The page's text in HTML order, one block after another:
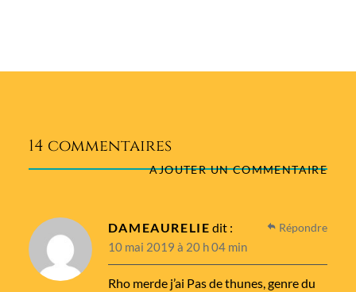
14 commentaires
AJOUTER UN COMMENTAIRE
DAMEAURELIE dit :
10 mai 2019 à 20 h 04 min
Rho merde j’ai Pas de thunes, genre du
Répondre